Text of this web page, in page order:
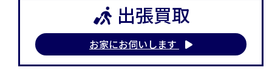
出張買取
お家にお伺いします